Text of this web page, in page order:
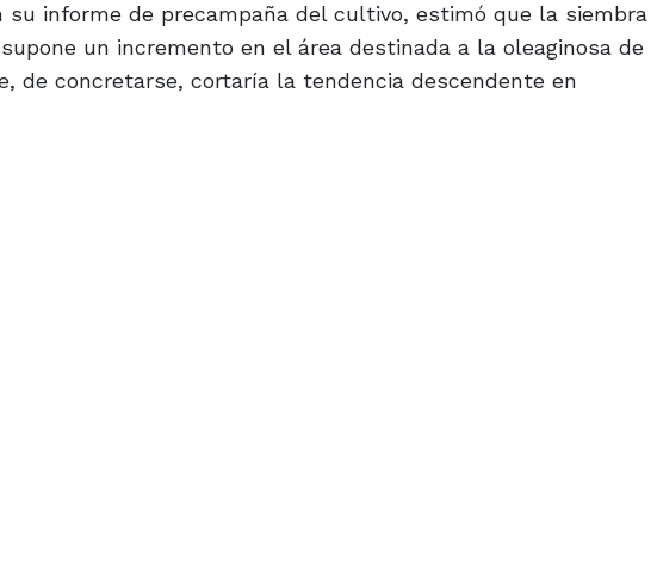
su informe de precampaña del cultivo, estimó que la siembra
un incremento en el área destinada a la oleaginosa de
de concretarse, cortaría la tendencia descendente en